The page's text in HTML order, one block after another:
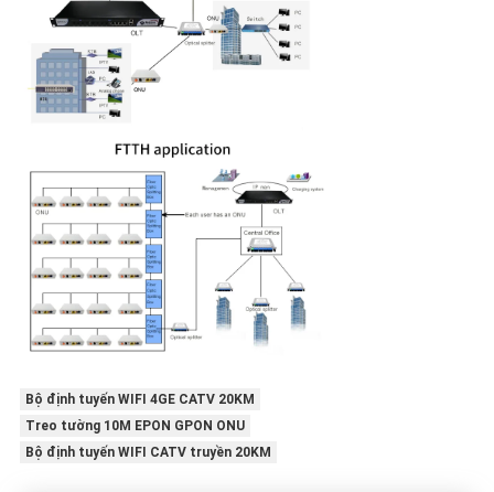
Bộ định tuyến WIFI 4GE CATV 20KM
Treo tường 10M EPON GPON ONU
Bộ định tuyến WIFI CATV truyền 20KM